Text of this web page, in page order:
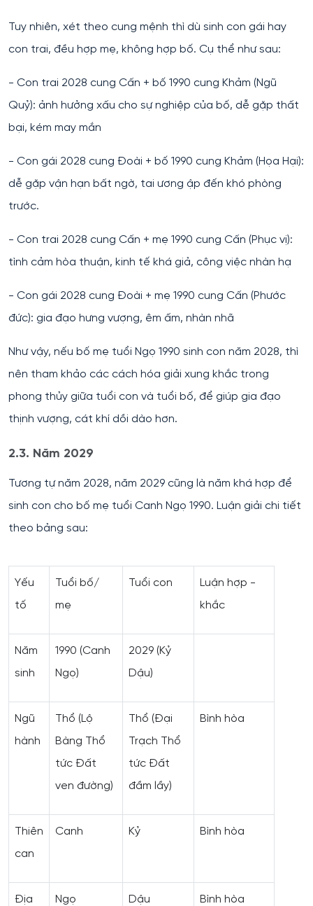
Tuy nhiên, xét theo cung mệnh thì dù sinh con gái hay
con trai, đều hợp mẹ, không hợp bố. Cụ thể như sau:
- Con trai 2028 cung Cấn + bố 1990 cung Khảm (Ngũ
Quỷ): ảnh hưởng xấu cho sự nghiệp của bố, dễ gặp thất
bại, kém may mắn
- Con gái 2028 cung Đoài + bố 1990 cung Khảm (Họa Hại):
dễ gặp vận hạn bất ngờ, tai ương ập đến khó phòng
trước.
- Con trai 2028 cung Cấn + mẹ 1990 cung Cấn (Phục vị):
tình cảm hòa thuận, kinh tế khá giả, công việc nhàn hạ
- Con gái 2028 cung Đoài + mẹ 1990 cung Cấn (Phước
đức): gia đạo hưng vượng, êm ấm, nhàn nhã
Như vậy, nếu bố mẹ tuổi Ngọ 1990 sinh con năm 2028, thì
nên tham khảo các cách hóa giải xung khắc trong
phong thủy giữa tuổi con và tuổi bố, để giúp gia đạo
thịnh vượng, cát khí dồi dào hơn.
2.3. Năm 2029
Tương tự năm 2028, năm 2029 cũng là năm khá hợp để
sinh con cho bố mẹ tuổi Canh Ngọ 1990. Luận giải chi tiết
theo bảng sau:
Yếu
tố
Tuổi bố/
mẹ
Tuổi con
Luận hợp -
khắc
Năm
sinh
1990 (Canh
Ngọ)
2029 (Kỷ
Dậu)
Ngũ
hành
Thổ (Lộ
Bàng Thổ
tức Đất
ven đường)
Thổ (Đại
Trạch Thổ
tức Đất
đầm lầy)
Bình hòa
Thiên
can
Canh Kỷ Bình hòa
Địa Ngọ Dậu Bình hòa